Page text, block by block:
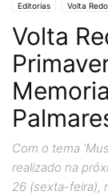
Editorias Volta
Volta
Com o tema
realizado na
26 (sexta-feira),